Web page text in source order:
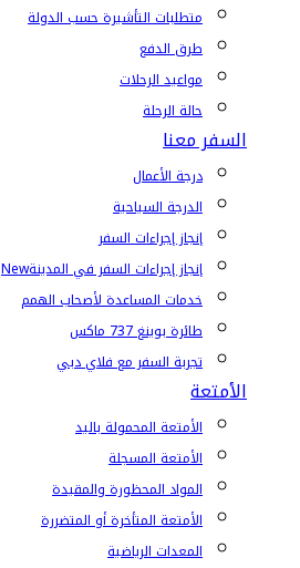
متطلبات التأشيرة حسب الدولة
طرق الدفع
مواعيد الرحلات
حالة الرحلة
السفر معنا
درجة الأعمال
الدرجة السياحية
إنجاز إجراءات السفر
إنجاز إجراءات السفر في المدينةNew
خدمات المساعدة لأصحاب الهمم
طائرة بوينغ 737 ماكس
تجربة السفر مع فلاي دبي
الأمتعة
الأمتعة المحمولة باليد
الأمتعة المسجلة
المواد المحظورة والمقيدة
الأمتعة المتأخرة أو المتضررة
المعدات الرياضية